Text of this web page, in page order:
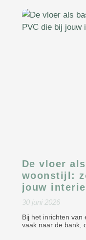
De vloer
woonstijl:
jouw
30 juni 2026
Bij het inrichten van
vaak naar de bank,